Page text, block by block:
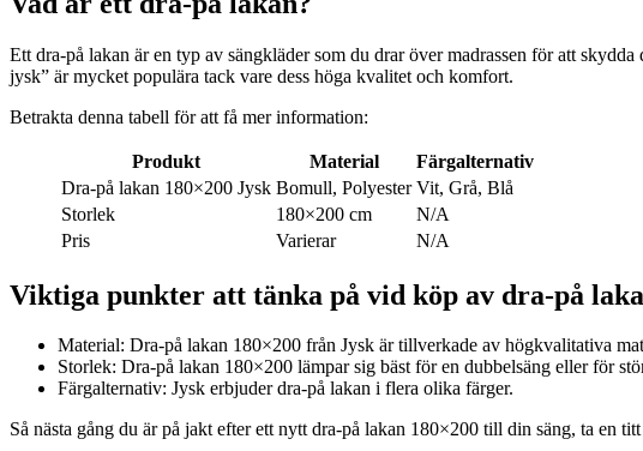
Ett dra-på lakan är en typ av sängkläder som du drar över madrassen för att
jysk” är mycket populära tack vare dess höga kvalitet och komfort.
Betrakta denna tabell för att få mer information:
Produkt Material
Färgalternativ
Dra-på lakan 180×200 Jysk Bomull, Polyester Vit, Grå, Blå
Storlek
180×200 cm
N/A
Pris
Varierar N/A
Viktiga punkter att tänka på vid köp av dra-på
Material: Dra-på lakan 180×200 från Jysk är tillverkade av högkvalitativa
Storlek: Dra-på lakan 180×200 lämpar sig bäst för en dubbelsäng eller för
Färgalternativ: Jysk erbjuder dra-på lakan i flera olika färger.
Så nästa gång du är på jakt efter ett nytt dra-på lakan 180×200 till din säng, ta en